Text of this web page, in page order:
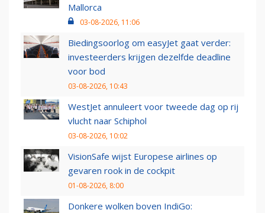
Mallorca
03-08-2026, 11:06
Biedingsoorlog om easyJet gaat verder:
investeerders krijgen dezelfde deadline
voor bod
03-08-2026, 10:43
WestJet annuleert voor tweede dag op rij
vlucht naar Schiphol
03-08-2026, 10:02
VisionSafe wijst Europese airlines op
gevaren rook in de cockpit
01-08-2026, 8:00
Donkere wolken boven IndiGo: